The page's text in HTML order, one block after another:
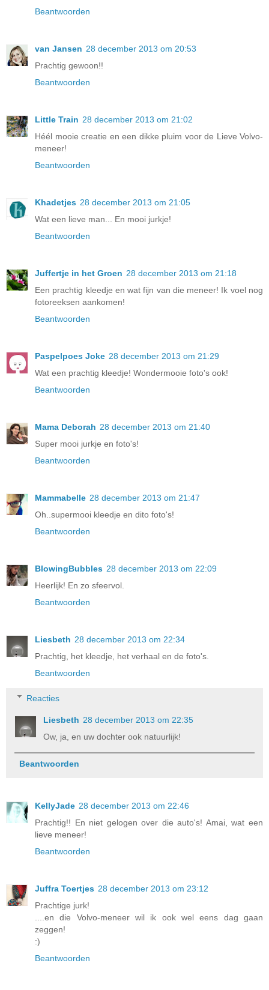
Beantwoorden
van Jansen 28 december 2013 om 20:53
Prachtig gewoon!!
Beantwoorden
Little Train 28 december 2013 om 21:02
Héél mooie creatie en een dikke pluim voor de Lieve Volvo-
meneer!
Beantwoorden
Khadetjes 28 december 2013 om 21:05
Wat een lieve man... En mooi jurkje!
Beantwoorden
Juffertje in het Groen 28 december 2013 om 21:18
Een prachtig kleedje en wat fijn van die meneer! Ik voel nog
fotoreeksen aankomen!
Beantwoorden
Paspelpoes Joke 28 december 2013 om 21:29
Wat een prachtig kleedje! Wondermooie foto's ook!
Beantwoorden
Mama Deborah 28 december 2013 om 21:40
Super mooi jurkje en foto's!
Beantwoorden
Mammabelle 28 december 2013 om 21:47
Oh..supermooi kleedje en dito foto's!
Beantwoorden
BlowingBubbles 28 december 2013 om 22:09
Heerlijk! En zo sfeervol.
Beantwoorden
Liesbeth 28 december 2013 om 22:34
Prachtig, het kleedje, het verhaal en de foto's.
Beantwoorden
Reacties
Liesbeth 28 december 2013 om 22:35
Ow, ja, en uw dochter ook natuurlijk!
Beantwoorden
KellyJade 28 december 2013 om 22:46
Prachtig!! En niet gelogen over die auto's! Amai, wat een
lieve meneer!
Beantwoorden
Juffra Toertjes 28 december 2013 om 23:12
Prachtige jurk!
....en die Volvo-meneer wil ik ook wel eens dag gaan
zeggen!
:)
Beantwoorden